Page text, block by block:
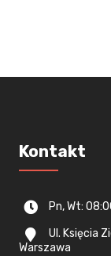
Kontakt
Pn, Wt:
Ul. Księcia
Warszawa